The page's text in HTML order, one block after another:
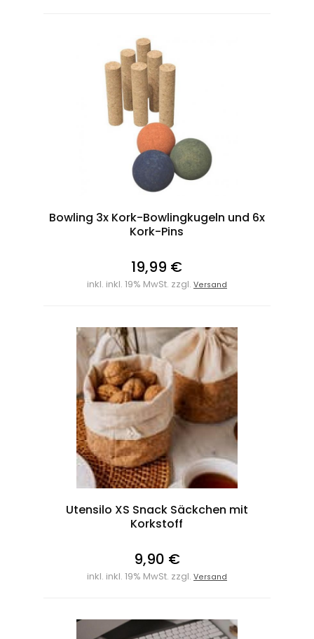
Bowling 3x Kork-Bowlingkugeln und 6x
Kork-Pins
19,99 €
inkl. inkl. 19% MwSt. zzgl. Versand
Utensilo XS Snack Säckchen mit
Korkstoff
9,90 €
inkl. inkl. 19% MwSt. zzgl. Versand